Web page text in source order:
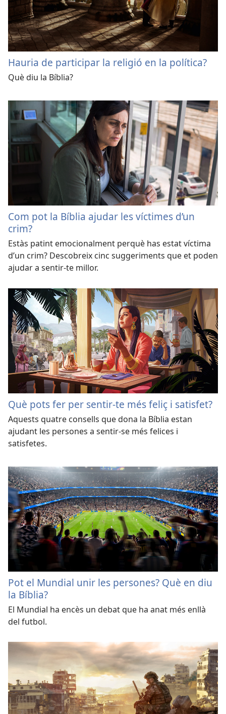
Hauria de participar la religió en la política?
Què diu la Bíblia?
Com pot la Bíblia ajudar les víctimes d’un
crim?
Estàs patint emocionalment perquè has estat víctima
d’un crim? Descobreix cinc suggeriments que et poden
ajudar a sentir-te millor.
Què pots fer per sentir-te més feliç i satisfet?
Aquests quatre consells que dona la Bíblia estan
ajudant les persones a sentir-se més felices i
satisfetes.
Pot el Mundial unir les persones? Què en diu
la Bíblia?
El Mundial ha encès un debat que ha anat més enllà
del futbol.